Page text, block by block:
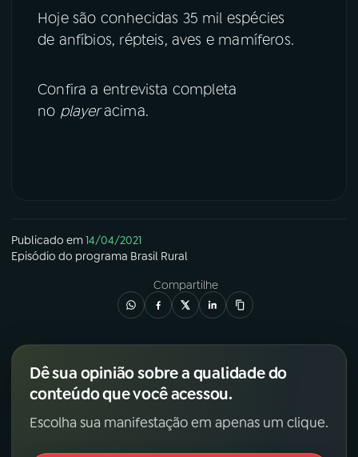
Hoje são conhecidas 35 mil espécies
de anfíbios, répteis, aves e mamíferos.
Confira a entrevista completa
no playeracima.
Publicado em14/04/2021
Episódio do programa Brasil Rural
Compartilhe
Dê sua opinião sobre a qualidade do
conteúdo que você acessou.
Escolha sua manifestação em apenas um clique.